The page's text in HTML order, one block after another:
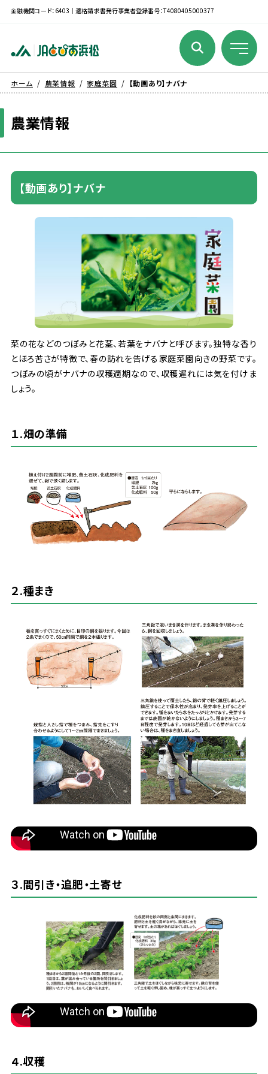
金融機関コード：6403｜適格請求書発行事業者登録番号：T4080405000377
ホーム 農業情報 家庭菜園 【動画あり】ナバナ
農業情報
【動画あり】ナバナ
菜の花などのつぼみと花茎、若葉をナバナと呼びます。独特な香 り
とほろ苦さが特徴で、 春の訪れを告げる 家庭菜園向きの野菜です。
つぼみの頃がナバナの収穫適期なので、 収穫遅れには気を付けま
しょう。
１.畑の準備
２.種まき
３.間引き・追肥・土寄せ
４.収穫